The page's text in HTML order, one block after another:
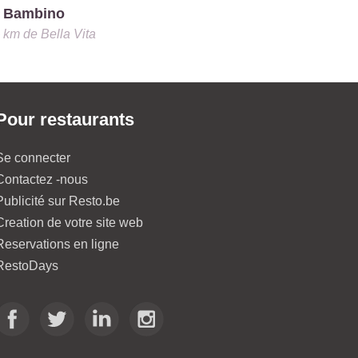
Bambino
kmde Bella Vita
restaurants
connecter
-nous
sur Resto.be
de votre site web
en ligne